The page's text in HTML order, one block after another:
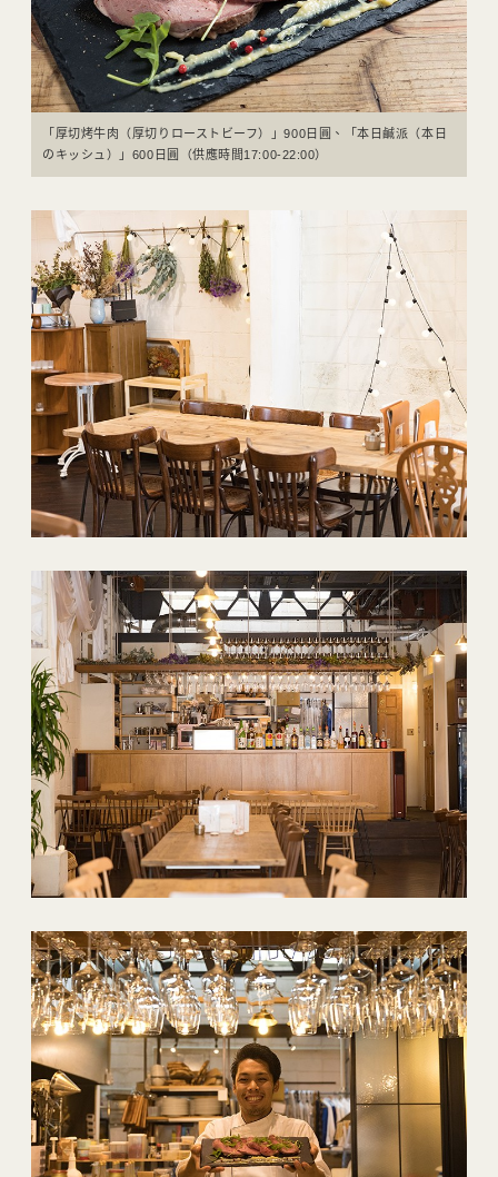
「厚切烤牛肉（厚切りローストビーフ）」900日圓、「本日鹹派（本日
のキッシュ）」600日圓（供應時間17:00-22:00）